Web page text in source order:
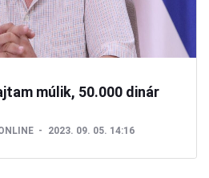
múlik, 50.000 dinár
2023. 09. 05. 14:16